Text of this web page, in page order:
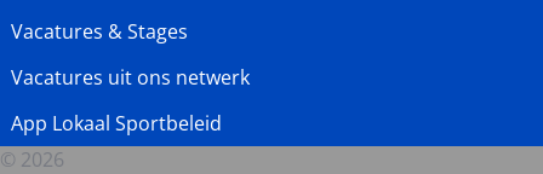
Vacatures & Stages
Vacatures uit ons netwerk
App Lokaal Sportbeleid
© 2026